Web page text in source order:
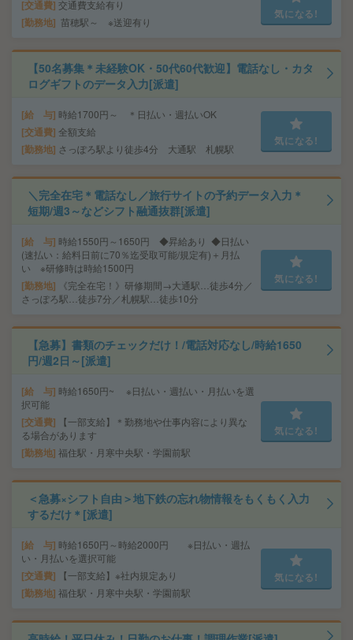
交通費 交通費支給有り
勤務地 苗穂駅～ ※送迎有り
気になる!
【50名募集＊未経験OK・50代60代歓迎】電話なし・カタ
ログギフトのデータ入力[派遣]
給 与 時給1700円～ ＊日払い・週払いOK
交通費 全額支給
勤務地 さっぽろ駅より徒歩4分 大通駅 札幌駅
気になる!
＼完全在宅＊電話なし／旅行サイトの予約データ入力＊
短期/週3～などシフト融通抜群[派遣]
給 与 時給1550円～1650円 ◆昇給あり ◆日払い
(速払い：給料日前に70％迄受取可能/規定有)＋月払
い ※研修時は時給1500円
勤務地
《完全在宅！》研修期間→大通駅…徒歩4分／
さっぽろ駅…徒歩7分／札幌駅…徒歩10分
気になる!
【急募】書類のチェックだけ！/電話対応なし/時給1650
円/週2日～[派遣]
給 与 時給1650円~ ※日払い・週払い・月払いを選
択可能
交通費
【一部支給】＊勤務地や仕事内容により異な
る場合があります
勤務地 福住駅・月寒中央駅・学園前駅
気になる!
＜急募×シフト自由＞地下鉄の忘れ物情報をもくもく入力
するだけ＊[派遣]
給 与 時給1650円～時給2000円 ※日払い・週払
い・月払いを選択可能
交通費 【一部支給】※社内規定あり
勤務地 福住駅・月寒中央駅・学園前駅
気になる!